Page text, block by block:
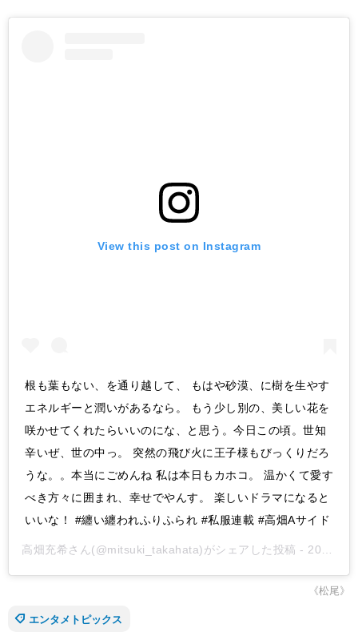
View this post on Instagram
根も葉もない、を通り越して、 もはや砂漠、に樹を生やす
エネルギーと潤いがあるなら。 もう少し別の、美しい花を
咲かせてくれたらいいのにな、と思う。今日この頃。世知
辛いぜ、世の中っ。 突然の飛び火に王子様もびっくりだろ
うな。。本当にごめんね 私は本日もカホコ。 温かくて愛す
べき方々に囲まれ、幸せでやんす。 楽しいドラマになると
いいな！ #纏い纏われふりふられ #私服連載 #高畑Aサイド
高畑充希さん(@mitsuki_takahata)がシェアした投稿 - 2018年 9月月8日午後9時08分PDT
《松尾》
エンタメトピックス